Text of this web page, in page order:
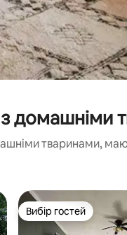
тваринами,
Вибір гостей
Вибір гостей